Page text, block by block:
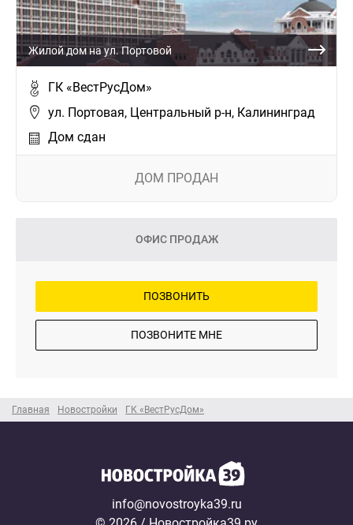
Главная Новостройки ГК «ВестРусДом»
Жилой дом на ул. Портовой
ГК «ВестРусДом»
ул. Портовая, Центральный р-н, Калининград
Дом сдан
ДОМ ПРОДАН
ОФИС ПРОДАЖ
ПОЗВОНИТЬ
ПОЗВОНИТЕ МНЕ
info@novostroyka39.ru